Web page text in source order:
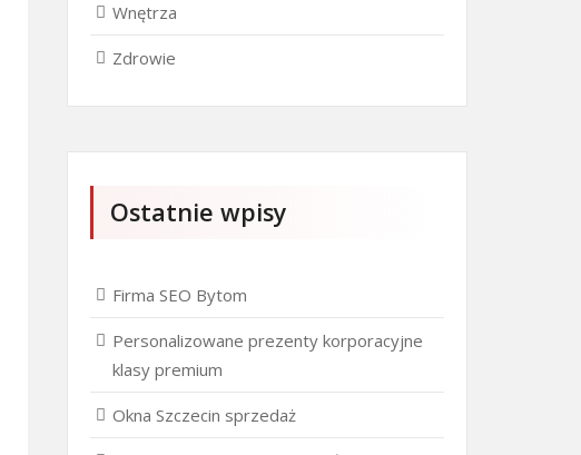
Wnętrza
Zdrowie
Ostatnie wpisy
Firma SEO Bytom
Personalizowane prezenty korporacyjne
klasy premium
Okna Szczecin sprzedaż